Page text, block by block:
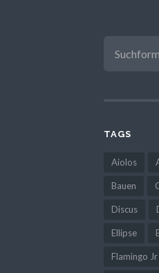
TAGS
Aiolos
Bauen
Discus
Ellipse
Flamingo Jr